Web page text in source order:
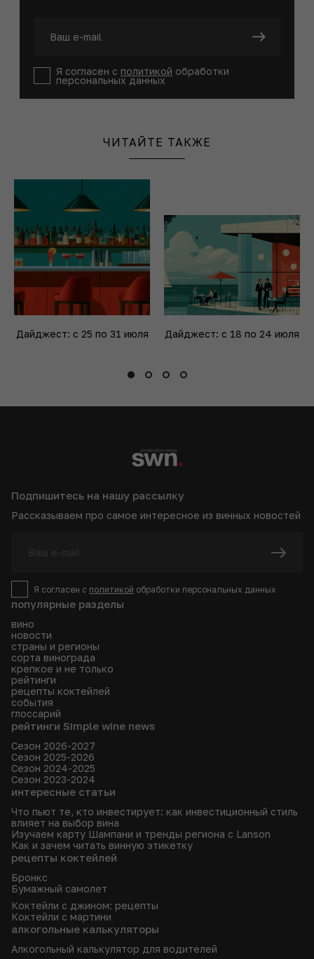
Я согласен с политикой обработки
персональных данных
ЧИТАЙТЕ ТАКЖЕ
Дайджест: с 25 по 31 июля Дайджест: с 18 по 24 июля
популярные разделы
вино
новости
страны и регионы
сорта винограда
крепкое и не только
рейтинги
рецепты коктейлей
события
глоссарий
рейтинги Simple wine news
Сезон 2026-2027
Сезон 2025-2026
Сезон 2024-2025
Сезон 2023-2024
интересные статьи
Что пьют те, кто инвестирует: как инвестиционный стиль
влияет на выбор вина
Изучаем карту Шампани и тренды региона с Lanson
Как и зачем читать винную этикетку
рецепты коктейлей
Бронкс
Бумажный самолет
Коктейли с джином: рецепты
Коктейли с мартини
алкогольные калькуляторы
Алкогольный калькулятор для водителей
Подпишитесь на нашу рассылку
Рассказываем про самое интересное из винных новостей
Я согласен с политикой обработки персональных данных